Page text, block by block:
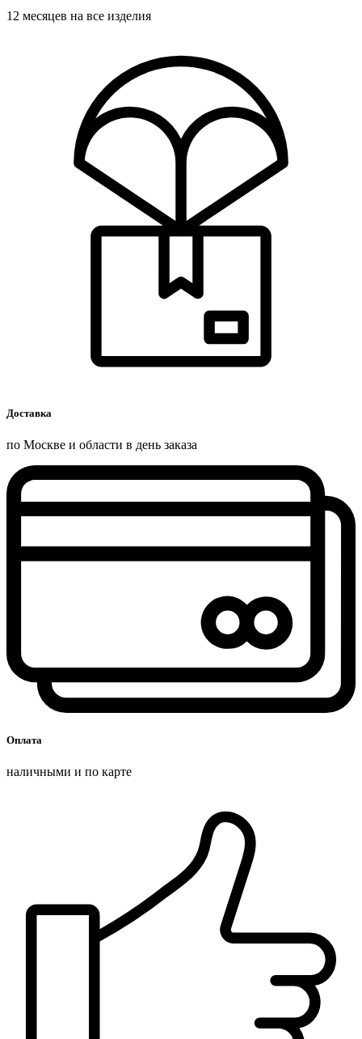
12 месяцев на все изделия
Доставка
по Москве и области в день заказа
Оплата
наличными и по карте